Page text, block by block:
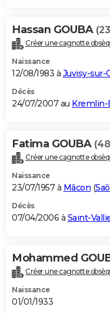
Hassan GOUBA
Créer une cagnotte
Naissance
12/08/1983 à Juvisy-sur-
Décès
24/07/2007 au Kremlin-
Fatima GOUBA
Créer une cagnotte
Naissance
23/07/1957 à Mâcon (
Décès
07/04/2006 à Saint-
Mohammed
Créer une cagnotte
Naissance
01/01/1933